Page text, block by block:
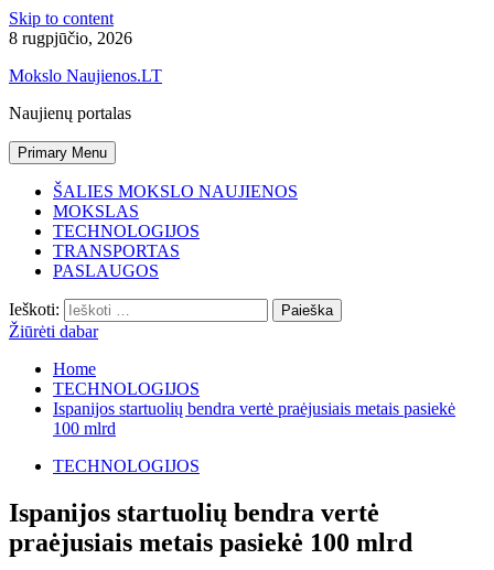
Skip to content
8 rugpjūčio, 2026
Mokslo Naujienos.LT
Naujienų portalas
Primary Menu
ŠALIES MOKSLO NAUJIENOS
MOKSLAS
TECHNOLOGIJOS
TRANSPORTAS
PASLAUGOS
Ieškoti:
Žiūrėti dabar
Home
TECHNOLOGIJOS
Ispanijos startuolių bendra vertė praėjusiais metais pasiekė
100 mlrd
TECHNOLOGIJOS
Ispanijos startuolių bendra vertė
praėjusiais metais pasiekė 100 mlrd